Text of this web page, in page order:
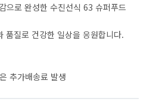
으로 완성한 수진선식 63 슈퍼푸드
품질로 건강한 일상을 응원합니다.
추가배송료 발생